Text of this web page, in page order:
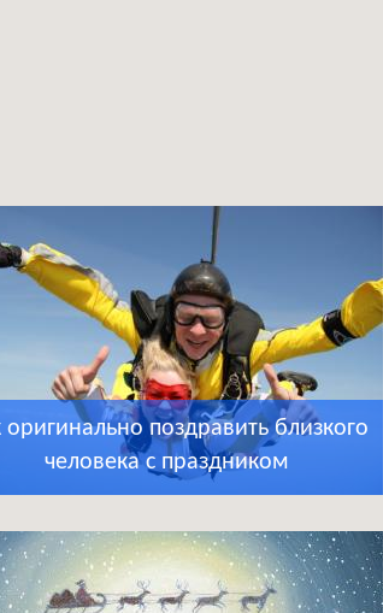
оригинально поздравить близкого
человека с праздником